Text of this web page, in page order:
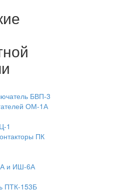
БВП-3
ОМ-1А
1
ПК
и ИШ-6А
ПТК-153Б